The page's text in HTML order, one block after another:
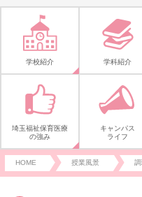
学校紹介 学科紹介
埼玉福祉保育医療
の強み
キャンパス
ライフ
HOME 授業風景